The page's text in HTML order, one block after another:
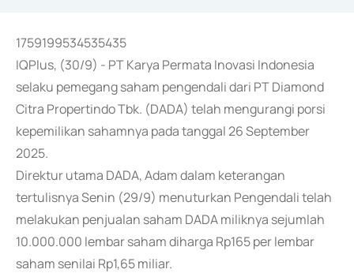
1759199534535435
IQPlus, (30/9) - PT Karya Permata Inovasi Indonesia
selaku pemegang saham pengendali dari PT Diamond
Citra Propertindo Tbk. (DADA) telah mengurangi porsi
kepemilikan sahamnya pada tanggal 26 September
2025.
Direktur utama DADA, Adam dalam keterangan
tertulisnya Senin (29/9) menuturkan Pengendali telah
melakukan penjualan saham DADA miliknya sejumlah
10.000.000 lembar saham diharga Rp165 per lembar
saham senilai Rp1,65 miliar.